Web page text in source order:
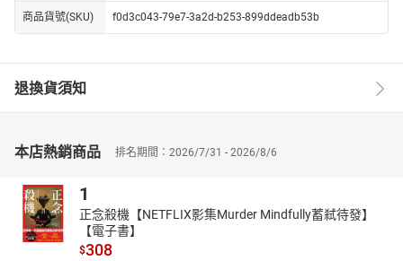
選題，讓考生搶先演練，不必害怕一無所知。 輔材：鑑於古文閱讀
題型的大量增加，本電子書收錄教育部審定的核心古文30篇且加以
商品貨號(SKU) f0d3c043-79e7-3a2d-b253-899ddeadb53b
退換貨須知
本店熱銷商品 排名期間：2026/7/31 - 2026/8/6
1
正念殺機【NETFLIX影集Murder Mindfully蓄弒待發】
【電子書】
$308